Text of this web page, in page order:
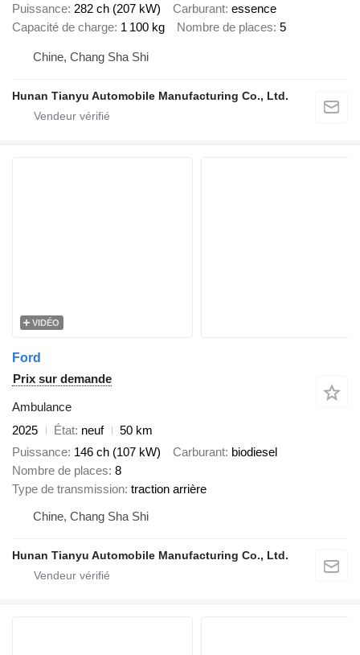
Puissance 282 ch (207 kW) Carburant essence
Capacité de charge 1 100 kg Nombre de places 5
Chine, Chang Sha Shi
Hunan Tianyu Automobile Manufacturing Co., Ltd.
VIDÉO
Ford
Prix sur demande
Ambulance
2025
État neuf
50 km
Puissance 146 ch (107 kW) Carburant biodiesel
Nombre de places 8
Type de transmission traction arrière
Chine, Chang Sha Shi
Hunan Tianyu Automobile Manufacturing Co., Ltd.